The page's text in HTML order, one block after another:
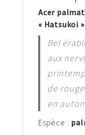
Acer
« Hatsukoi
Bel
aux
de
en
Espèce :